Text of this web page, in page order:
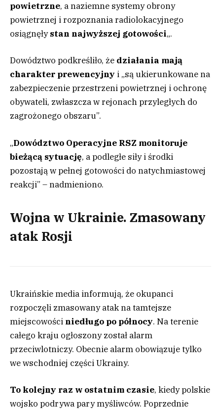
powietrzne, a naziemne systemy obrony
powietrznej i rozpoznania radiolokacyjnego
osiągnęłystan najwyższej gotowości„.
Dowództwo podkreśliło, że działania mają
charakter prewencyjny i „są ukierunkowane na
zabezpieczenie przestrzeni powietrznej i ochronę
obywateli, zwłaszcza w rejonach przyległych do
zagrożonego obszaru”.
„Dowództwo Operacyjne RSZ monitoruje
bieżącą sytuację, a podległe siły i środki
pozostają w pełnej gotowości do natychmiastowej
reakcji” – nadmieniono.
Wojna w Ukrainie. Zmasowany
atak Rosji
Ukraińskie media informują, że okupanci
rozpoczęli zmasowany atak na tamtejsze
miejscowości niedługo po północy. Na terenie
całego kraju ogłoszony został alarm
przeciwlotniczy. Obecnie alarm obowiązuje tylko
we wschodniej części Ukrainy.
To kolejny raz w ostatnim czasie, kiedy polskie
wojsko podrywa pary myśliwców. Poprzednie